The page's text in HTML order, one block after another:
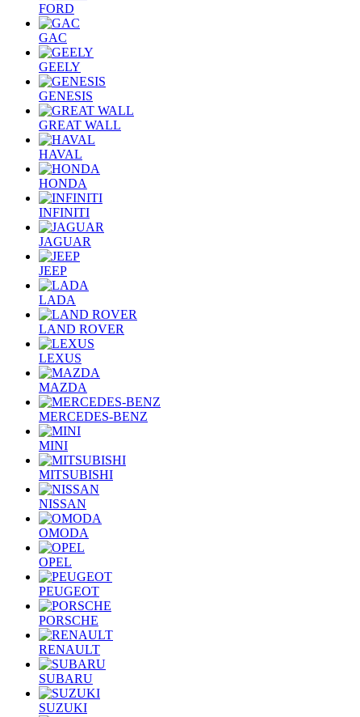
FORD
GAC
GEELY
GENESIS
GREAT WALL
HAVAL
HONDA
INFINITI
JAGUAR
JEEP
LADA
LAND ROVER
LEXUS
MAZDA
MERCEDES-BENZ
MINI
MITSUBISHI
NISSAN
OMODA
OPEL
PEUGEOT
PORSCHE
RENAULT
SUBARU
SUZUKI